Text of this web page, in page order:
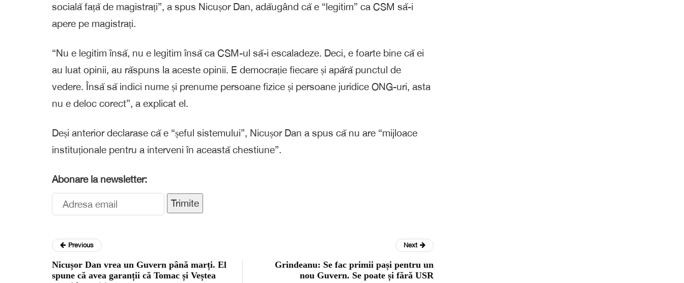
socială față de magistrați”, a spus Nicușor Dan, adăugând că e “legitim” ca CSM să-i
apere pe magistrați.
“Nu e legitim însă, nu e legitim însă ca CSM-ul să-i escaladeze. Deci, e foarte bine că ei
au luat opinii, au răspuns la aceste opinii. E democrație fiecare și apără punctul de
vedere. Însă să indici nume și prenume persoane fizice și persoane juridice ONG-uri, asta
nu e deloc corect”, a explicat el.
Deși anterior declarase că e “șeful sistemului”, Nicușor Dan a spus că nu are “mijloace
instituționale pentru a interveni în această chestiune”.
Abonare la newsletter:
Trimite
Previous
Nicușor Dan vrea un Guvern până marți. El
spune că avea garanții că Tomac și Veștea
Next
Grindeanu: Se fac primii pași pentru un
nou Guvern. Se poate și fără USR